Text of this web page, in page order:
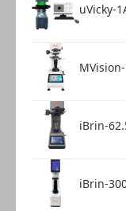
uVicky-
iBrin-
iBrin-